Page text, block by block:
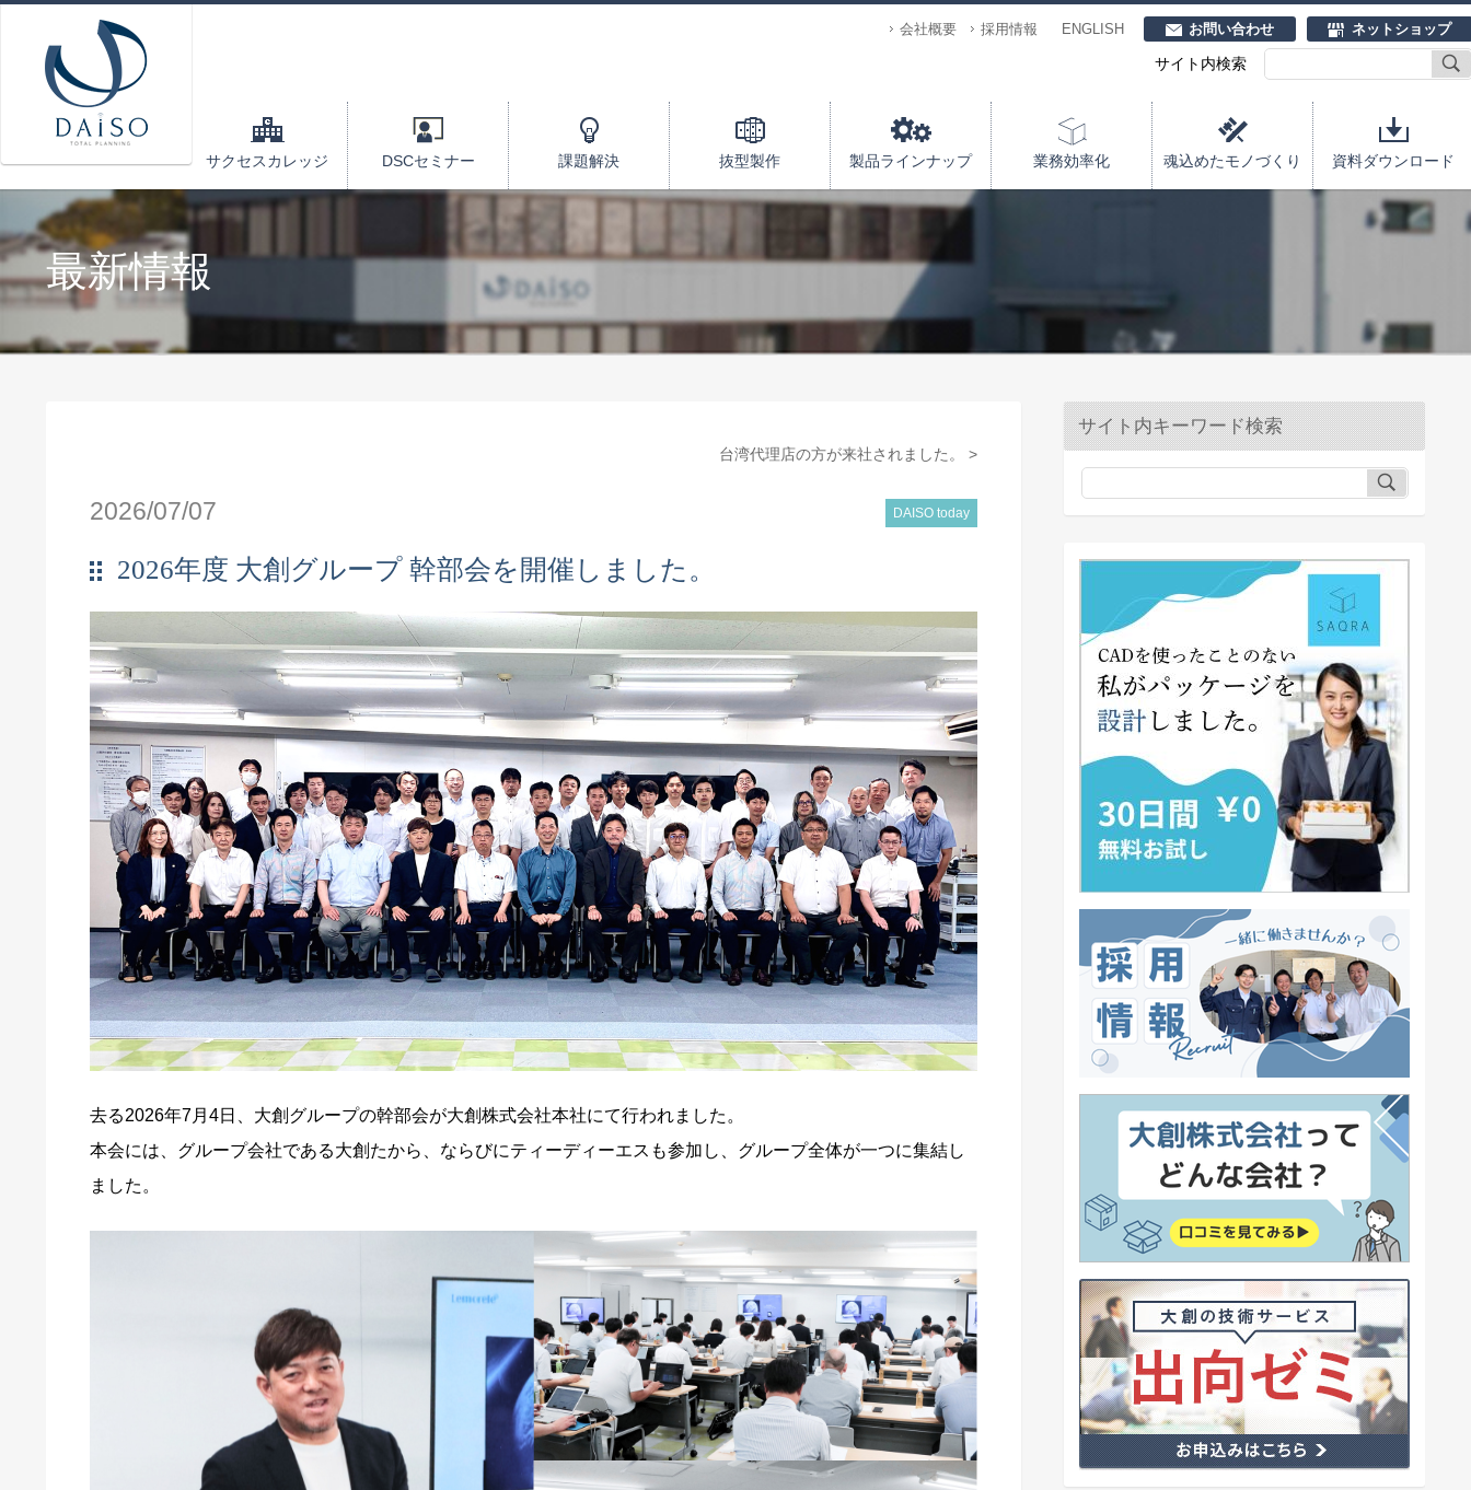
お問い合わせ ネットショップ
会社概要 採用情報 ENGLISH
サイト内検索
サクセスカレッジ DSCセミナー 課題解決 抜型製作 製品ラインナップ 業務効率化 魂込めたモノづくり 資料ダウンロード
最新情報
台湾代理店の方が来社されました。 >
2026/07/07 DAISO today
2026年度 大創グループ 幹部会を開催しました。
去る2026年7月4日、大創グループの幹部会が大創株式会社本社にて行われました。
本会には、グループ会社である大創たから、ならびにティーディーエスも参加し、グループ全体が一つに集結し
ました。
サイト内キーワード検索